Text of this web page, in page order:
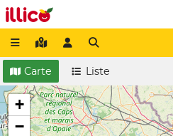
Carte Liste
+
−